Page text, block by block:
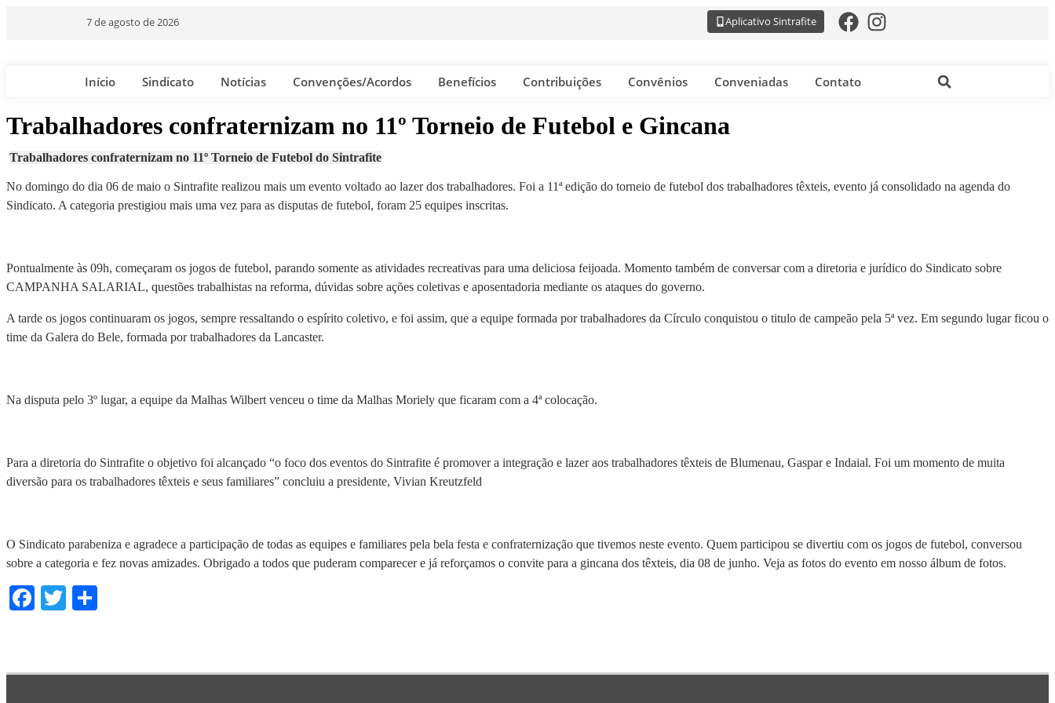
7 de agosto de 2026 Aplicativo Sintrafite
Início Sindicato Notícias Convenções/Acordos Benefícios Contribuições Convênios Conveniadas Contato
Trabalhadores confraternizam no 11º Torneio de Futebol e Gincana
Trabalhadores confraternizam no 11º Torneio de Futebol do Sintrafite
No domingo do dia 06 de maio o Sintrafite realizou mais um evento voltado ao lazer dos trabalhadores. Foi a 11ª edição do torneio de futebol dos trabalhadores têxteis, evento já consolidado na agenda do
Sindicato. A categoria prestigiou mais uma vez para as disputas de futebol, foram 25 equipes inscritas.
Pontualmente às 09h, começaram os jogos de futebol, parando somente as atividades recreativas para uma deliciosa feijoada. Momento também de conversar com a diretoria e jurídico do Sindicato sobre
CAMPANHA SALARIAL, questões trabalhistas na reforma, dúvidas sobre ações coletivas e aposentadoria mediante os ataques do governo.
A tarde os jogos continuaram os jogos, sempre ressaltando o espírito coletivo, e foi assim, que a equipe formada por trabalhadores da Círculo conquistou o titulo de campeão pela 5ª vez. Em segundo lugar ficou o
time da Galera do Bele, formada por trabalhadores da Lancaster.
Na disputa pelo 3º lugar, a equipe da Malhas Wilbert venceu o time da Malhas Moriely que ficaram com a 4ª colocação.
Para a diretoria do Sintrafite o objetivo foi alcançado “o foco dos eventos do Sintrafite é promover a integração e lazer aos trabalhadores têxteis de Blumenau, Gaspar e Indaial. Foi um momento de muita
diversão para os trabalhadores têxteis e seus familiares” concluiu a presidente, Vivian Kreutzfeld
O Sindicato parabeniza e agradece a participação de todas as equipes e familiares pela bela festa e confraternização que tivemos neste evento. Quem participou se divertiu com os jogos de futebol, conversou
sobre a categoria e fez novas amizades. Obrigado a todos que puderam comparecer e já reforçamos o convite para a gincana dos têxteis, dia 08 de junho. Veja as fotos do evento em nosso álbum de fotos.
Facebook
Twitter